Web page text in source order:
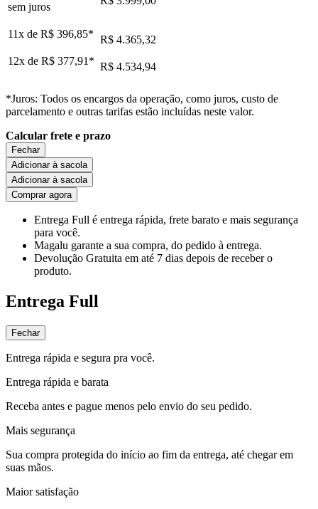
sem juros
11x de R$ 396,85* R$ 4.365,32
12x de R$ 377,91* R$ 4.534,94
*Juros: Todos os encargos da operação, como juros, custo de
parcelamento e outras tarifas estão incluídas neste valor.
Calcular frete e prazo
Fechar
Adicionar à sacola
Adicionar à sacola
Comprar agora
Entrega Full é entrega rápida, frete barato e mais segurança
para você.
Magalu garante a sua compra, do pedido à entrega.
Devolução Gratuita em até 7 dias depois de receber o
produto.
Entrega Full
Fechar
Entrega rápida e segura pra você.
Entrega rápida e barata
Receba antes e pague menos pelo envio do seu pedido.
Mais segurança
Sua compra protegida do início ao fim da entrega, até chegar em
suas mãos.
Maior satisfação